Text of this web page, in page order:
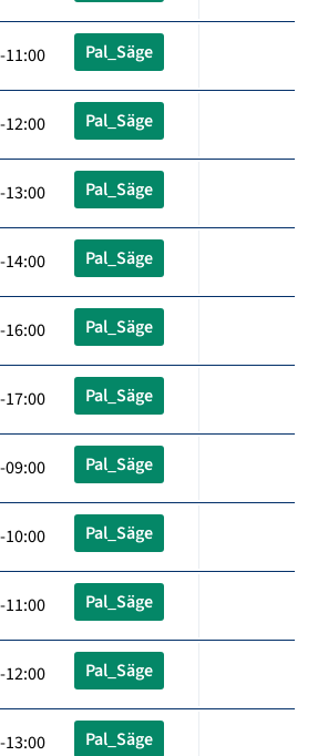
Pal_Säge
Pal_Säge
Pal_Säge
Pal_Säge
Pal_Säge
Pal_Säge
Pal_Säge
Pal_Säge
Pal_Säge
Pal_Säge
Pal_Säge